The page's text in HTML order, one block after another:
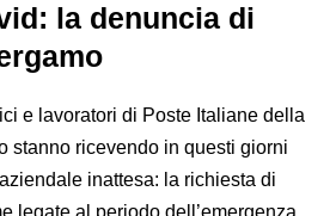
la denuncia di
e lavoratori di Poste Italiane della
stanno ricevendo in questi giorni
inattesa: la richiesta di